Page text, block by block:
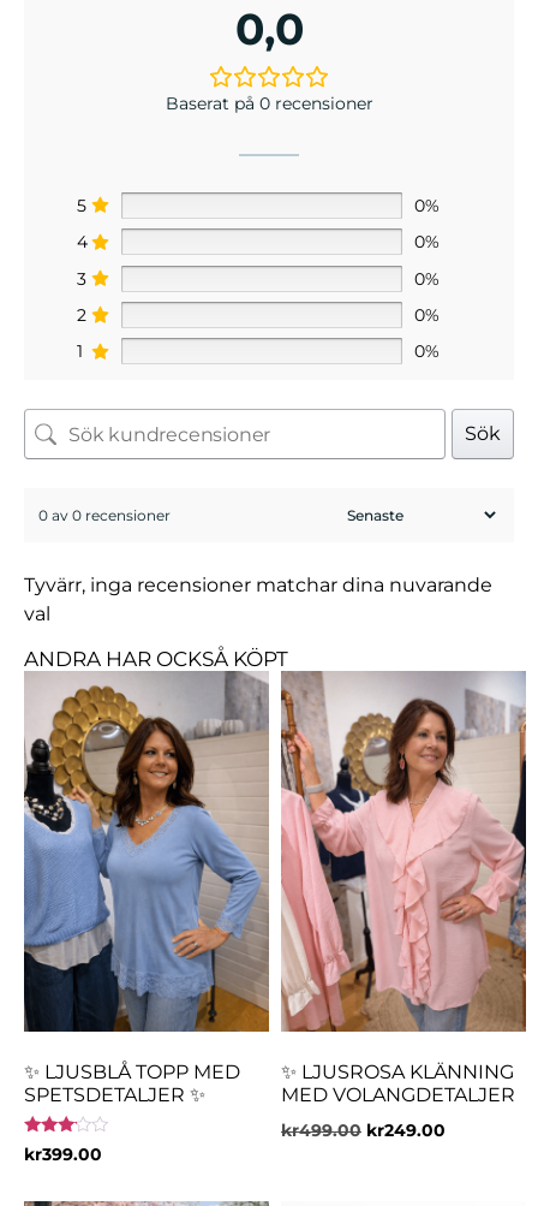
0,0
Baserat på 0 recensioner
5
0%
4
0%
3
0%
2
0%
1
0%
Sök
0 av 0 recensioner
Tyvärr, inga recensioner matchar dina nuvarande
val
ANDRA HAR OCKSÅ KÖPT
✨ LJUSBLÅ TOPP MED
SPETSDETALJER ✨
Betygsatt
3.00
kr399.00
✨ LJUSROSA KLÄNNING
MED VOLANGDETALJER
kr499.00 kr249.00